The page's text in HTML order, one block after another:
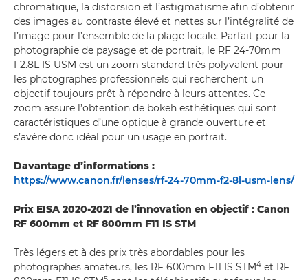
chromatique, la distorsion et l’astigmatisme afin d’obtenir
des images au contraste élevé et nettes sur l’intégralité de
l’image pour l’ensemble de la plage focale. Parfait pour la
photographie de paysage et de portrait, le RF 24-70mm
F2.8L IS USM est un zoom standard très polyvalent pour
les photographes professionnels qui recherchent un
objectif toujours prêt à répondre à leurs attentes. Ce
zoom assure l’obtention de bokeh esthétiques qui sont
caractéristiques d’une optique à grande ouverture et
s’avère donc idéal pour un usage en portrait.
Davantage d’informations :
https://www.canon.fr/lenses/rf-24-70mm-f2-8l-usm-lens/
Prix EISA 2020-2021 de l’innovation en objectif : Canon
RF 600mm et RF 800mm F11 IS STM
Très légers et à des prix très abordables pour les
photographes amateurs, les RF 600mm F11 IS STM4 et RF